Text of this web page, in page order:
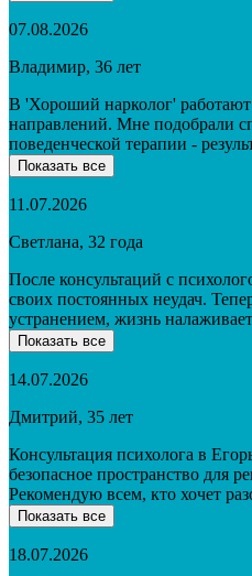
07.08.2026
Владимир, 36 лет
В 'Хороший нарколог'
направлений. Мне подобрали
поведенческой терапии -
Показать все
11.07.2026
Светлана, 32 года
После консультаций с
своих постоянных неудач.
устранением, жизнь
Показать все
14.07.2026
Дмитрий, 35 лет
Консультация психолога в
безопасное пространство для
Рекомендую всем, кто хочет
Показать все
18.07.2026